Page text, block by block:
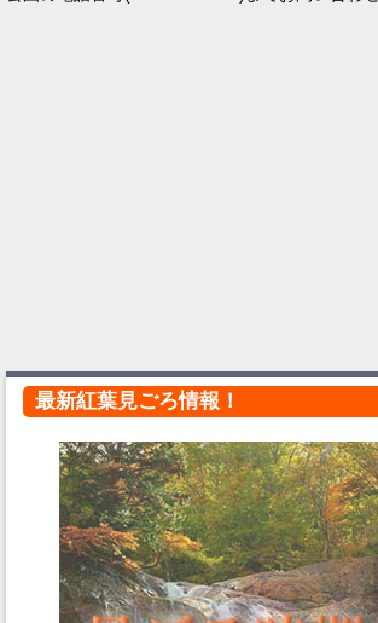
最新紅葉見ごろ情報！